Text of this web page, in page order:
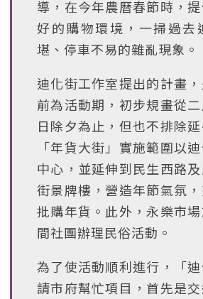
導，在今年農曆春節時，
好的購物環境，一掃過去
堪、停車不易的雜亂現象。
迪化街工作室提出的計畫
前為活動期，初步規畫從
日除夕為止，但也不排除延
「年貨大街」實施範圍以
中心，並延伸到民生西路
街景牌樓，營造年節氣氛
批購年貨。此外，永樂市
間社團辦理民俗活動。
為了使活動順利進行，「迪
請市府幫忙項目，首先是